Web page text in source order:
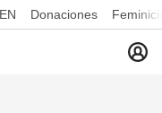
Donaciones